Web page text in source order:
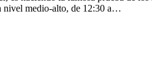
nivel medio-alto, de 12:30 a…